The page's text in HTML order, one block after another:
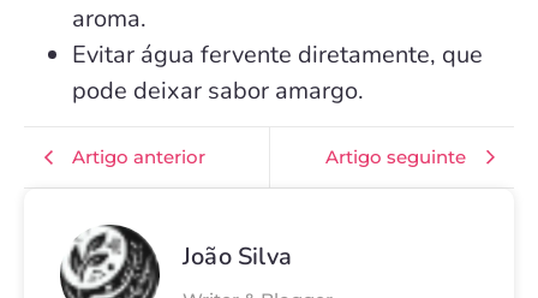
aroma.
Evitar água fervente diretamente, que
pode deixar sabor amargo.
Artigo anterior Artigo seguinte
João Silva